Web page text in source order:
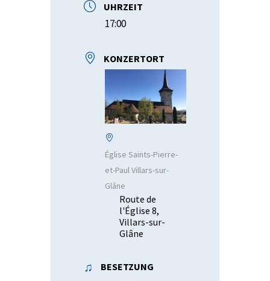
UHRZEIT
17:00
KONZERTORT
Église Saints-Pierre-
et-Paul Villars-sur-
Glâne
Route de
l'Église 8,
Villars-sur-
Glâne
BESETZUNG